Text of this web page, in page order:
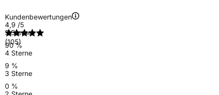
Kundenbewertungen
4,9 /5
(105)
5 Sterne
90 %
4 Sterne
9 %
3 Sterne
0 %